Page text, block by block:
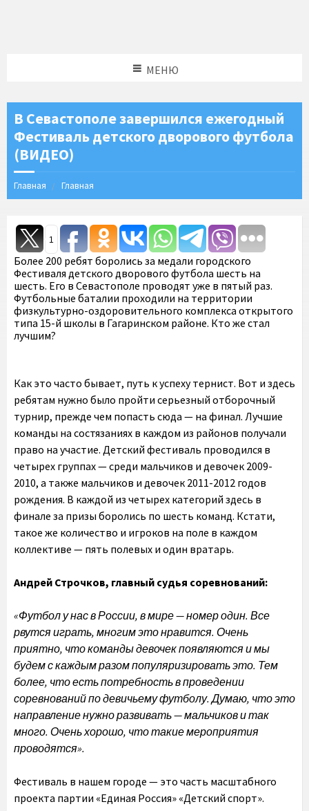
МЕНЮ
В Севастополе завершился ежегодный
Фестиваль детского дворового футбола
(ВИДЕО)
Главная Главная
1
Более 200 ребят боролись за медали городского
Фестиваля детского дворового футбола шесть на
шесть. Его в Севастополе проводят уже в пятый раз.
Футбольные баталии проходили на территории
физкультурно-оздоровительного комплекса открытого
типа 15-й школы в Гагаринском районе. Кто же стал
лучшим?
Как это часто бывает, путь к успеху тернист. Вот и здесь
ребятам нужно было пройти серьезный отборочный
турнир, прежде чем попасть сюда — на финал. Лучшие
команды на состязаниях в каждом из районов получали
право на участие. Детский фестиваль проводился в
четырех группах — среди мальчиков и девочек 2009-
2010, а также мальчиков и девочек 2011-2012 годов
рождения. В каждой из четырех категорий здесь в
финале за призы боролись по шесть команд. Кстати,
такое же количество и игроков на поле в каждом
коллективе — пять полевых и один вратарь.
Андрей Строчков, главный судья соревнований:
«Футбол у нас в России, в мире — номер один. Все
рвутся играть, многим это нравится. Очень
приятно, что команды девочек появляются и мы
будем с каждым разом популяризировать это. Тем
более, что есть потребность в проведении
соревнований по девичьему футболу. Думаю, что это
направление нужно развивать — мальчиков и так
много. Очень хорошо, что такие мероприятия
проводятся».
Фестиваль в нашем городе — это часть масштабного
проекта партии «Единая Россия» «Детский спорт».